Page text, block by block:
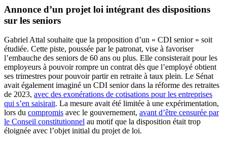
Annonce d’un projet loi intégrant des dispositions
sur les seniors
Gabriel Attal souhaite que la proposition d’un « CDI senior » soit
étudiée. Cette piste, poussée par le patronat, vise à favoriser
l’embauche des seniors de 60 ans ou plus. Elle consisterait pour les
employeurs à pouvoir rompre un contrat dès que l’employé obtient
ses trimestres pour pouvoir partir en retraite à taux plein. Le Sénat
avait également imaginé un CDI senior dans la réforme des retraites
de 2023, avec des exonérations de cotisations pour les entreprises
qui s’en saisirait. La mesure avait été limitée à une expérimentation,
lors du compromis avec le gouvernement, avant d’être censurée par
le Conseil constitutionnel au motif que la disposition était trop
éloignée avec l’objet initial du projet de loi.